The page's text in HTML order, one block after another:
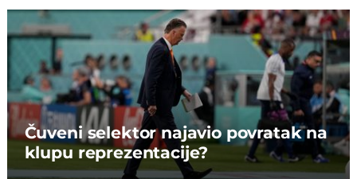
Čuveni selektor najavio povratak na
klupu reprezentacije?